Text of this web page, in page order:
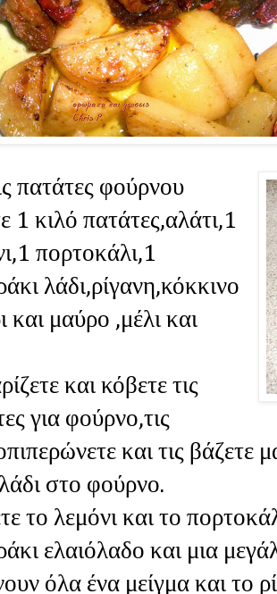
πατάτες φούρνου
1 κιλό πατάτες,αλάτι,1
πορτοκάλι,1
λάδι,ρίγανη,κόκκινο
και μαύρο ,μέλι και
και κόβετε τις
για φούρνο,τις
και τις βάζετε
στο φούρνο.
το λεμόνι και το
ελαιόλαδο και μια
όλα ένα μείγμα και το